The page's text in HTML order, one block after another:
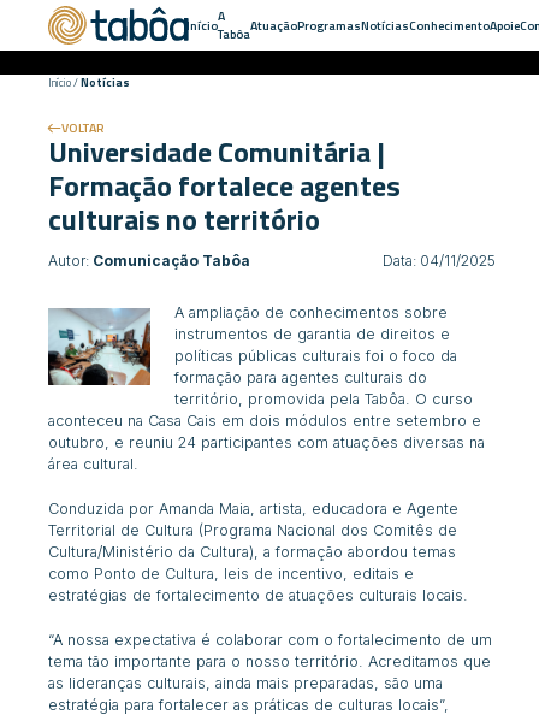
InícioA
TabôaAtuaçãoProgramasNotíciasConhecimentoApoie
Início/Notícias
Universidade Comunitária |
Formação fortalece agentes
culturais no território
VOLTAR
Autor: Comunicação Tabôa Data: 04/11/2025
A ampliação de conhecimentos sobre
instrumentos de garantia de direitos e
políticas públicas culturais foi o foco da
formação para agentes culturais do
território, promovida pela Tabôa. O curso
aconteceu na Casa Cais em dois módulos entre setembro e
outubro, e reuniu 24 participantes com atuações diversas na
área cultural.
Conduzida por Amanda Maia, artista, educadora e Agente
Territorial de Cultura (Programa Nacional dos Comitês de
Cultura/Ministério da Cultura), a formação abordou temas
como Ponto de Cultura, leis de incentivo, editais e
estratégias de fortalecimento de atuações culturais locais.
“A nossa expectativa é colaborar com o fortalecimento de um
tema tão importante para o nosso território. Acreditamos que
as lideranças culturais, ainda mais preparadas, são uma
estratégia para fortalecer as práticas de culturas locais”,